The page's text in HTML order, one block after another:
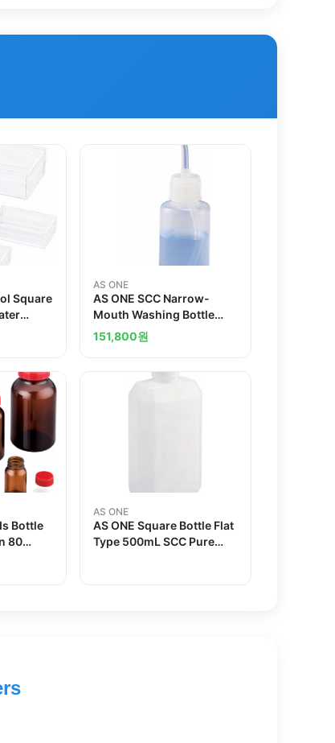
Square
and
AS ONE
AS ONE SCC Narrow-
Mouth Washing Bottle
250mL Pure Water
Washing Processed and
151,800원
Bottle
80
and
AS ONE
AS ONE Square Bottle Flat
Type 500mL SCC Pure